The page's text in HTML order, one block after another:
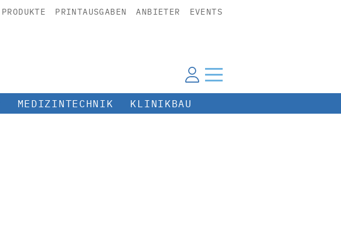
PRODUKTE PRINTAUSGABEN ANBIETER EVENTS
MEDIZINTECHNIK KLINIKBAU